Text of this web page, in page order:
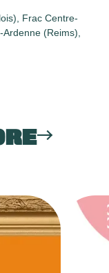
Frac Centre-
(Reims),